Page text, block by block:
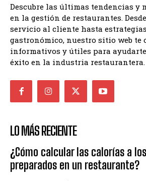
Descubre las últimas tendencias y
en la gestión de restaurantes.
servicio al cliente hasta
gastronómico, nuestro sitio web te
informativos y útiles para
éxito en la industria restaurantera.
LO MÁS RECIENTE
¿Cómo calcular las calorías a
preparados en un restaurante?